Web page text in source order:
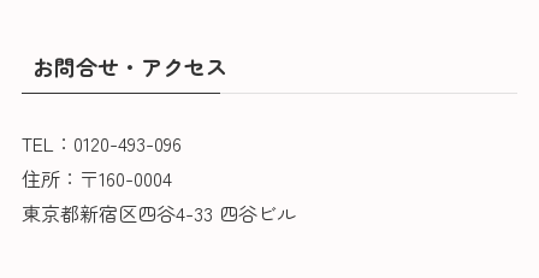
お問合せ・アクセス
TEL：0120-493-096
住所：〒160-0004
東京都新宿区四谷4-33 四谷ビル